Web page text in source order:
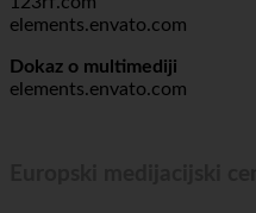
Dokaz slika
123rf.com
elements.envato.com
Dokaz o multimediji